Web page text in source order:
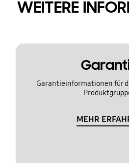
WEITERE
Garantieinformationen für
MEHR